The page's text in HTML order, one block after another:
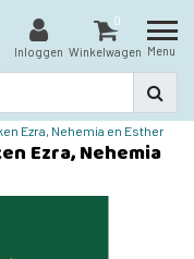
Inloggen
0
Winkelwagen Menu
Ezra, Nehemia en Esther
Ezra, Nehemia